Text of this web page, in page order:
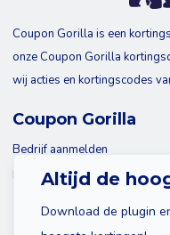
Altijd de
Download de plugin
Coupon Gorilla is een
onze Coupon Gorilla
wij acties en kortingscodes
Coupon Gorilla
Bedrijf aanmelden
Blog